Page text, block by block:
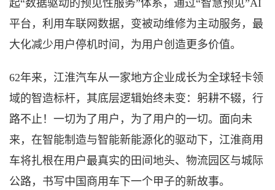
起“数据驱动的预见性服务”体系，通过“智慧预见”AI
平台，利用车联网数据，变被动维修为主动服务，最
大化减少用户停机时间，为用户创造更多价值。
62年来，江淮汽车从一家地方企业成长为全球轻卡领
域的智造标杆，其底层逻辑始终未变：躬耕不辍，行
路不止！一切为了用户，为了用户的一切。面向未
来，在智能制造与智能新能源化的驱动下，江淮商用
车将扎根在用户最真实的田间地头、物流园区与城际
公路，书写中国商用车下一个甲子的新故事。